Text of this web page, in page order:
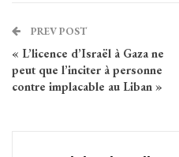
PREV POST
« L’licence d’Israël à Gaza ne
peut que l’inciter à personne
contre implacable au Liban »